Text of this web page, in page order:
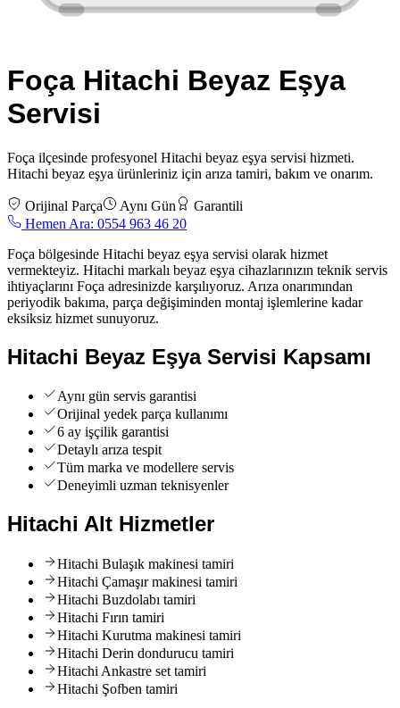
Foça Hitachi Beyaz Eşya
Servisi
Foça ilçesinde profesyonel Hitachi beyaz eşya servisi hizmeti.
Hitachi beyaz eşya ürünleriniz için arıza tamiri, bakım ve onarım.
Orijinal Parça Aynı Gün
Garantili
Hemen Ara: 0554 963 46 20
Foça bölgesinde Hitachi beyaz eşya servisi olarak hizmet
vermekteyiz. Hitachi markalı beyaz eşya cihazlarınızın teknik servis
ihtiyaçlarını Foça adresinizde karşılıyoruz. Arıza onarımından
periyodik bakıma, parça değişiminden montaj işlemlerine kadar
eksiksiz hizmet sunuyoruz.
Hitachi Beyaz Eşya Servisi Kapsamı
Aynı gün servis garantisi
Orijinal yedek parça kullanımı
6 ay işçilik garantisi
Detaylı arıza tespit
Tüm marka ve modellere servis
Deneyimli uzman teknisyenler
Hitachi Alt Hizmetler
Hitachi Bulaşık makinesi tamiri
Hitachi Çamaşır makinesi tamiri
Hitachi Buzdolabı tamiri
Hitachi Fırın tamiri
Hitachi Kurutma makinesi tamiri
Hitachi Derin dondurucu tamiri
Hitachi Ankastre set tamiri
Hitachi Şofben tamiri